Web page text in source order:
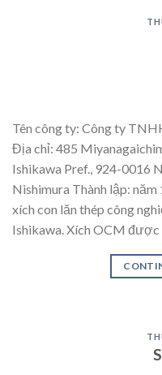
Tên công ty: Công ty
Địa chỉ: 485
Ishikawa Pref., 924-0016
Nishimura Thành lập: năm
xích con lăn thép công
Ishikawa. Xích OCM